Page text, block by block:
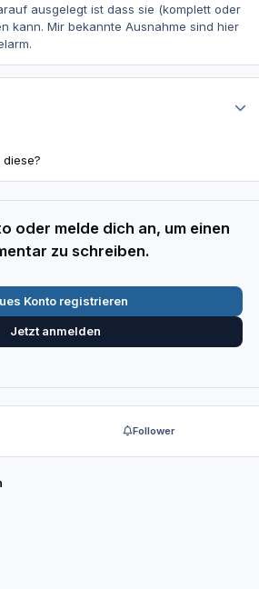
ausgelegt ist dass sie (komplett oder
kann. Mir bekannte Ausnahme sind hier
oder melde dich an, um einen
zu schreiben.
Konto registrieren
Jetzt anmelden
Follower